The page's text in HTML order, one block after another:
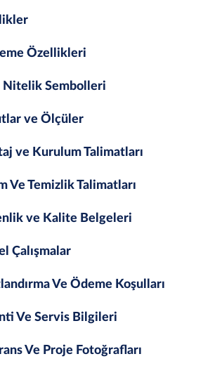
Özellikleri
Nitelik Sembolleri
ve Ölçüler
ve Kurulum Talimatları
Ve Temizlik Talimatları
ve Kalite Belgeleri
Çalışmalar
Ve Ödeme Koşulları
Ve Servis Bilgileri
Ve Proje Fotoğrafları